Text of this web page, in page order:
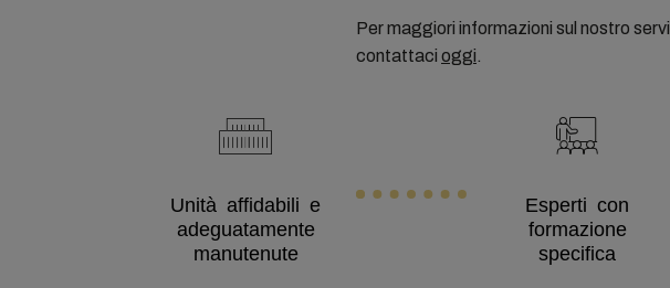
Per maggiori informazioni sul nostro
contattaci oggi.
Unità affidabili e
adeguatamente
manutenute
Esperti con
formazione
specifica